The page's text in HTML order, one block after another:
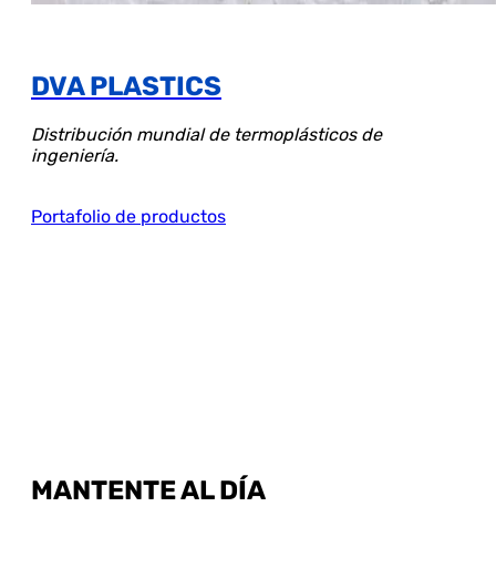
DVA PLASTICS
Distribución mundial de termoplásticos de
ingeniería.
Portafolio de productos
MANTENTE AL DÍA